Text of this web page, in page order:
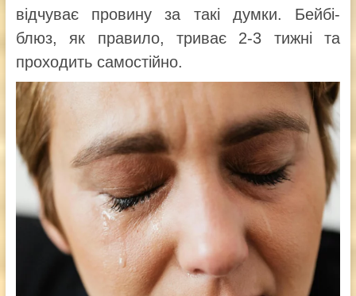
відчуває провину за такі думки. Бейбі-
блюз, як правило, триває 2-3 тижні та
проходить самостійно.